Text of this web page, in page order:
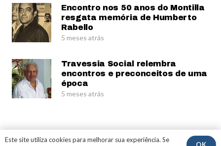
Encontro nos 50 anos do Montilla
resgata memória de Humberto
Rabello
5 meses atrás
Travessia Social relembra
encontros e preconceitos de uma
época
5 meses atrás
© Gerardo Rabello
Este site utiliza cookies para melhorar sua experiência. Se
OK